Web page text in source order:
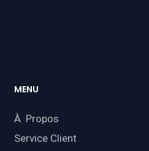
MENU
À Propos
Service Client